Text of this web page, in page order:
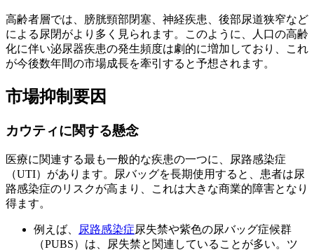
高齢者層では、膀胱頸部閉塞、神経疾患、後部尿道狭窄など
による尿閉がより多く見られます。このように、人口の高齢
化に伴い泌尿器疾患の発生頻度は劇的に増加しており、これ
が今後数年間の市場成長を牽引すると予想されます。
市場抑制要因
カウティに関する懸念
医療に関連する最も一般的な疾患の一つに、尿路感染症
（UTI）があります。尿バッグを長期使用すると、患者は尿
路感染症のリスクが高まり、これは大きな商業的障害となり
得ます。
例えば、 尿路感染症尿失禁や紫色の尿バッグ症候群
（PUBS）は、尿失禁と関連していることが多い。ツ